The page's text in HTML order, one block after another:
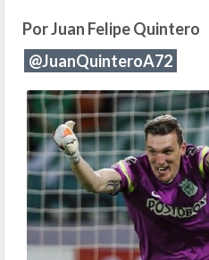
Por Juan Felipe Quintero
@JuanQuinteroA72